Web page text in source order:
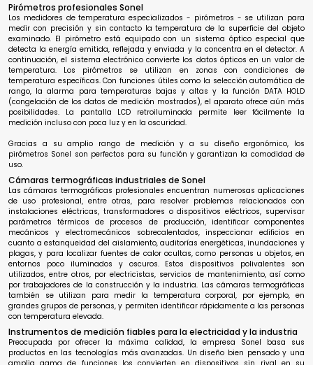
Pirómetros profesionales Sonel
Los medidores de temperatura especializados - pirómetros - se utilizan para
medir con precisión y sin contacto la temperatura de la superficie del objeto
examinado. El pirómetro está equipado con un sistema óptico especial que
detecta la energía emitida, reflejada y enviada y la concentra en el detector. A
continuación, el sistema electrónico convierte los datos ópticos en un valor de
temperatura. Los pirómetros se utilizan en zonas con condiciones de
temperatura específicas. Con funciones útiles como la selección automática de
rango, la alarma para temperaturas bajas y altas y la función DATA HOLD
(congelación de los datos de medición mostrados), el aparato ofrece aún más
posibilidades. La pantalla LCD retroiluminada permite leer fácilmente la
medición incluso con poca luz y en la oscuridad.
Gracias a su amplio rango de medición y a su diseño ergonómico, los
pirómetros Sonel son perfectos para su función y garantizan la comodidad de
uso.
Cámaras termográficas industriales de Sonel
Las cámaras termográficas profesionales encuentran numerosas aplicaciones
de uso profesional, entre otras, para resolver problemas relacionados con
instalaciones eléctricas, transformadores o dispositivos eléctricos, supervisar
parámetros térmicos de procesos de producción, identificar componentes
mecánicos y electromecánicos sobrecalentados, inspeccionar edificios en
cuanto a estanqueidad del aislamiento, auditorías energéticas, inundaciones y
plagas, y para localizar fuentes de calor ocultas, como personas u objetos, en
entornos poco iluminados y oscuros. Estos dispositivos polivalentes son
utilizados, entre otros, por electricistas, servicios de mantenimiento, así como
por trabajadores de la construcción y la industria. Las cámaras termográficas
también se utilizan para medir la temperatura corporal, por ejemplo, en
grandes grupos de personas, y permiten identificar rápidamente a las personas
con temperatura elevada.
Instrumentos de medición fiables para la electricidad y la industria
Preocupada por ofrecer la máxima calidad, la empresa Sonel basa sus
productos en las tecnologías más avanzadas. Un diseño bien pensado y una
amplia gama de funciones los convierten en dispositivos sin rival en su